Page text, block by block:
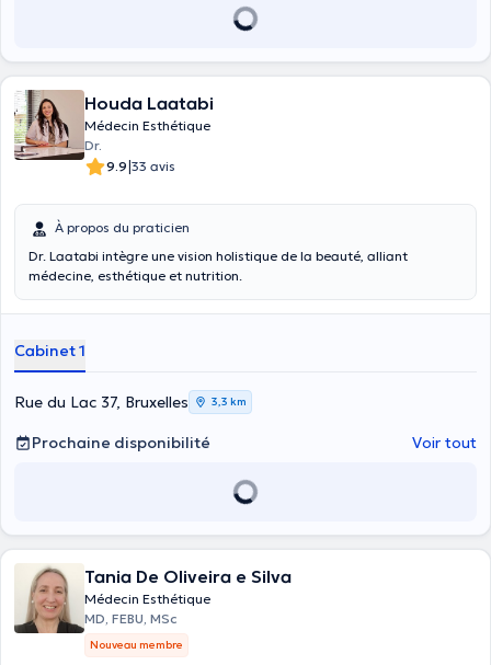
Houda Laatabi
Médecin Esthétique
Dr.
9.9|33 avis
À propos du praticien
Dr. Laatabi intègre une vision holistique de la beauté, alliant
médecine, esthétique et nutrition.
Cabinet 1
Rue du Lac 37, Bruxelles 3,3 km
Prochaine disponibilité Voir tout
Tania De Oliveira e Silva
Médecin Esthétique
MD, FEBU, MSc
Nouveau membre